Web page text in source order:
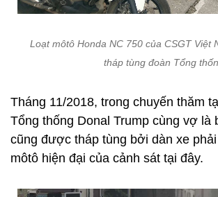
Loạt môtô Honda NC 750 của CSGT Việt
tháp tùng đoàn Tổng
Tháng 11/2018, trong chuyến thăm
Tổng thống Donal Trump cùng vợ là
cũng được tháp tùng bởi dàn xe
môtô hiện đại của cảnh sát tại đây.